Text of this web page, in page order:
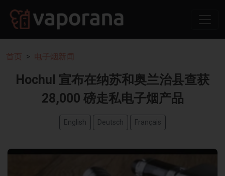
首页 电子烟新闻
Hochul 宣布在纳苏和奥兰治县查获
28,000 磅走私电子烟产品
English Deutsch Français